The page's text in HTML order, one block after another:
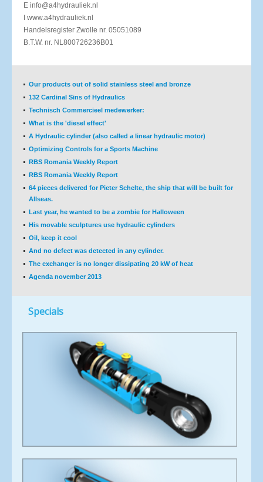
E info@a4hydrauliek.nl
I www.a4hydrauliek.nl
Handelsregister Zwolle nr. 05051089
B.T.W. nr. NL800726236B01
Our products out of solid stainless steel and bronze
132 Cardinal Sins of Hydraulics
Technisch Commercieel medewerker:
What is the 'diesel effect'
A Hydraulic cylinder (also called a linear hydraulic motor)
Optimizing Controls for a Sports Machine
RBS Romania Weekly Report
RBS Romania Weekly Report
64 pieces delivered for Pieter Schelte, the ship that will be built for
Allseas.
Last year, he wanted to be a zombie for Halloween
His movable sculptures use hydraulic cylinders
Oil, keep it cool
And no defect was detected in any cylinder.
The exchanger is no longer dissipating 20 kW of heat
Agenda november 2013
Specials